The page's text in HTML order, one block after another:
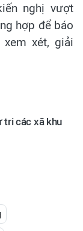
nghị vượt
hợp để báo
xét, giải
tri các xã khu